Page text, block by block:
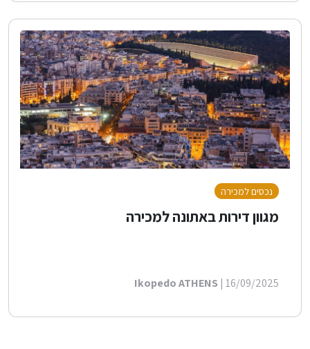
נכסים למכירה
מגוון דירות באתונה למכירה
Ikopedo ATHENS | 16/09/2025